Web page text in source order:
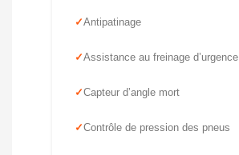
Antipatinage
Assistance au freinage d’urgence
Capteur d’angle mort
Contrôle de pression des pneus